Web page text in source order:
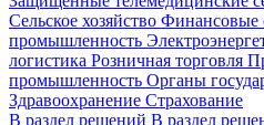
Сельское хозяйство Финансовые
промышленность
логистика Розничная торговля
промышленность Органы
Здравоохранение Страхование
В раздел решений В раздел